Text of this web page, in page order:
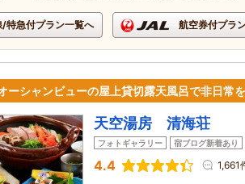
/特急付プラン一覧へ 航空券付プラ
ーシャンビューの屋上貸切露天風呂で非日常を
天空湯房 清海荘
フォトギャラリー 宿ブログ新着あり
4.4 1,661